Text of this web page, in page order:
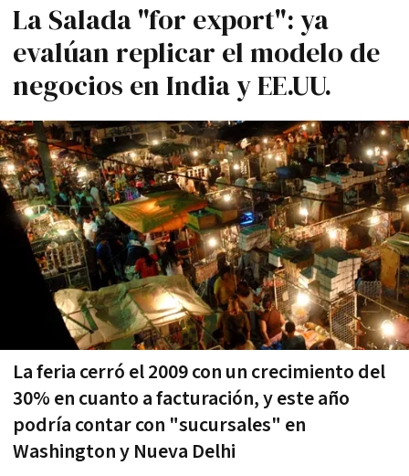
La Salada "for export": ya
evalúan replicar el modelo de
negocios en India y EE.UU.
La feria cerró el 2009 con un crecimiento del
30% en cuanto a facturación, y este año
podrí­a contar con "sucursales" en
Washington y Nueva Delhi